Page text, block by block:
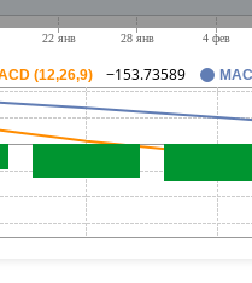
(12,26,9) −153.73589